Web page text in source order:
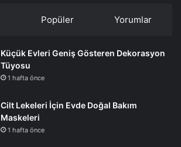
Popüler Yorumlar
Küçük Evleri Geniş Gösteren Dekorasyon
Tüyosu
1 hafta önce
Cilt Lekeleri İçin Evde Doğal Bakım
Maskeleri
1 hafta önce